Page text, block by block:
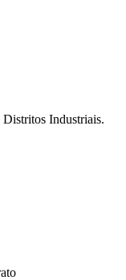
Distritos Industriais.